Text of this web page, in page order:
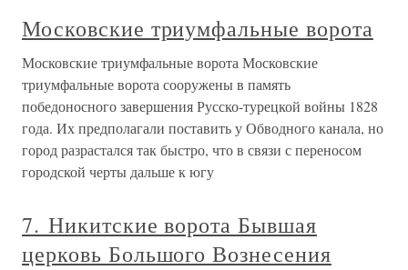
Московские триумфальные ворота
Московские триумфальные ворота Московские
триумфальные ворота сооружены в память
победоносного завершения Русско-турецкой войны 1828
года. Их предполагали поставить у Обводного канала, но
город разрастался так быстро, что в связи с переносом
городской черты дальше к югу
7. Никитские ворота Бывшая
церковь Большого Вознесения